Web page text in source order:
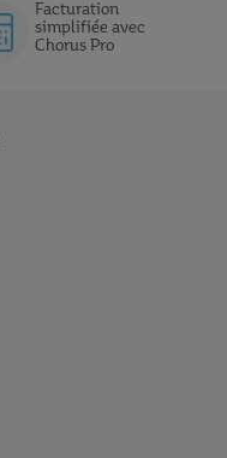
Facturation
simplifiée avec
Chorus Pro